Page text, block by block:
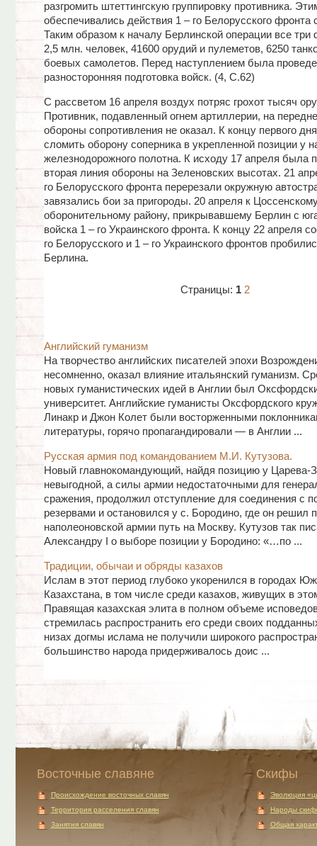
разгромить штеттингскую группировку противника.
обеспечивались действия 1 – го Белорусского фронта
Таким образом к началу Берлинской операции все три
2,5 млн. человек, 41600 орудий и пулеметов, 6250
боевых самолетов. Перед наступлением была
разносторонняя подготовка войск. (4, С.62)
С рассветом 16 апреля воздух потряс грохот тысяч
Противник, подавленный огнем артиллерии, на
обороны сопротивления не оказал. К концу первого
сломить оборону соперника в укрепленной позиции у
железнодорожного полотна. К исходу 17 апреля была
вторая линия обороны на Зеленовских высотах. 21
го Белорусского фронта перерезали окружную
завязались бои за пригороды. 20 апреля к
оборонительному району, прикрывавшему Берлин с
войска 1 – го Украинского фронта. К концу 22 апреля
го Белорусского и 1 – го Украинского фронтов
Берлина.
Страницы: 1 2
Английский гуманизм
На творчество английских писателей эпохи
несомненно, оказал влияние итальянский гуманизм.
новых гуманистических идей в Англии был
университет. Английские гуманисты Оксфордского
Линакр и Джон Колет были восторженными
литературы, горячо пропагандировали — в Англии ...
Русская армия под командованием М.И. Кутузова.
Новый главнокомандующий, найдя позицию у Царева-
невыгодной, а силы армии недостаточными для
сражения, продолжил отступление для соединения с
резервами и остановился у с. Бородино, где он решил
наполеоновской армии путь на Москву. Кутузов так
Александру I о выборе позиции у Бородино: «…по ...
Традиции, обычаи и обряды казахов
Ислам в этот период глубоко укоренился в городах
Казахстана, в том числе среди казахов, живущих в
Правящая казахская элита в полном объеме
стремилась распространить его среди своих
низах догмы ислама не получили широкого
большинство народа придерживалось доис ...
Восточные славяне
Происхождение восточных славян
Территория расселения славян
Занятия славян
Скифы
Эволюция
Народы
Общая